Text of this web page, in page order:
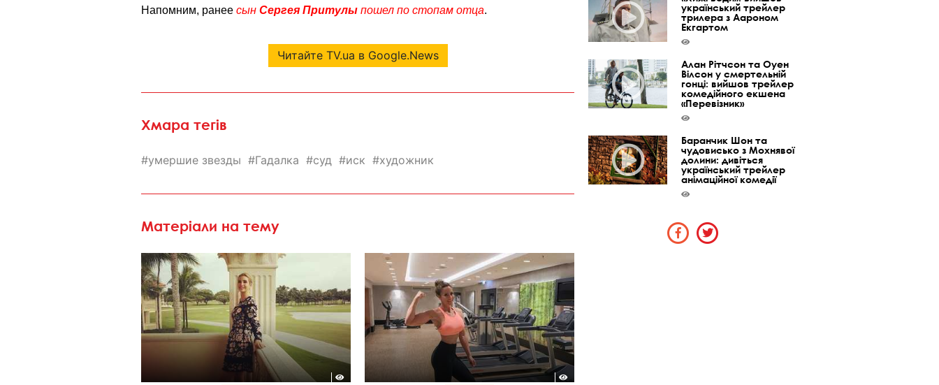
Напомним, ранее сын Сергея Притулы пошел по стопам отца.
Читайте TV.ua в Google.News
Хмара тегів
умершие звезды Гадалка суд иск художник
Матеріали на тему
український трейлер
трилера з Аароном
Екгартом
Алан Рітчсон та Оуен
Вілсон у смертельній
гонці: вийшов трейлер
комедійного екшена
«Перевізник»
Баранчик Шон та
чудовисько з Мохнявої
долини: дивіться
український трейлер
анімаційної комедії